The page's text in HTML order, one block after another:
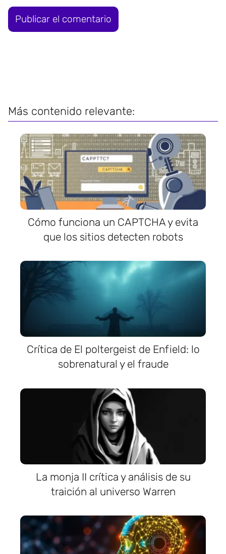
Más contenido relevante:
Cómo funciona un CAPTCHA y evita
que los sitios detecten robots
Crítica de El poltergeist de Enfield: lo
sobrenatural y el fraude
La monja II crítica y análisis de su
traición al universo Warren